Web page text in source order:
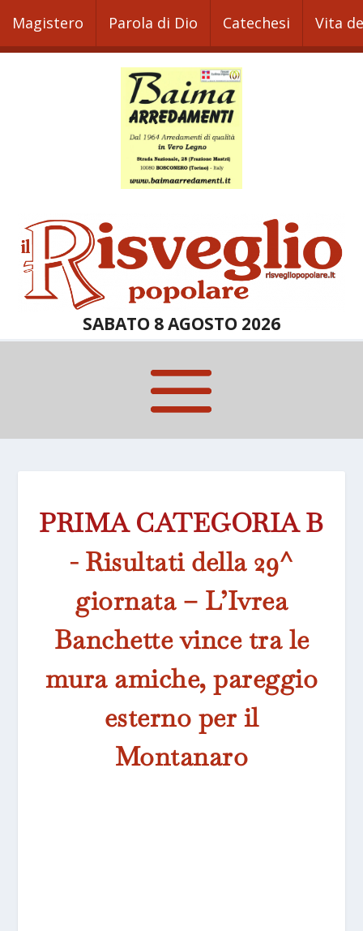
Magistero Parola di Dio Catechesi Vita
SABATO 8 AGOSTO 2026
PRIMA CATEGORIA B
- Risultati della 29^
giornata – L’Ivrea
Banchette vince tra le
mura amiche, pareggio
esterno per il
Montanaro